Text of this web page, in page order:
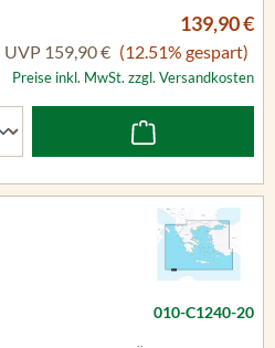
139,90 €
UVP 159,90 € (12.51% gespart)
Preise inkl. MwSt. zzgl. Versandkosten
010-C1240-20